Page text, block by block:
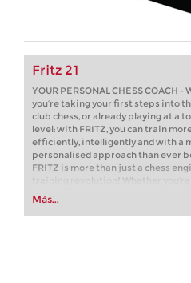
Fritz 21
YOUR PERSONAL CHESS COACH -
you’re taking your first steps into
club chess, or already playing at a
level: with FRITZ, you can train
efficiently, intelligently and with a
personalised approach than ever
FRITZ is more than just a chess
training revolution! Whether you’re
your first steps into the world of club
already playing at a tournament
FRITZ, you can train more
Más...